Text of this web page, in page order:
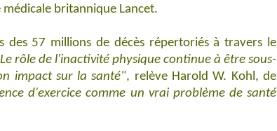
britannique Lancet.
des 57 millions de décès répertoriés à travers le
rôle de l'inactivité physique continue à être sous-
impact sur la santé", relève Harold W. Kohl, de
d'exercice comme un vrai problème de santé